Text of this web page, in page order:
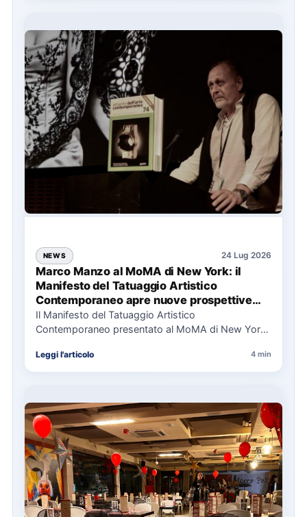
NEWS 24 Lug 2026
Marco Manzo al MoMA di New York: il
Manifesto del Tatuaggio Artistico
Contemporaneo apre nuove prospettive
per il collezionismo
Il Manifesto del Tatuaggio Artistico
Contemporaneo presentato al MoMA di New York
Leggi l'articolo 4 min